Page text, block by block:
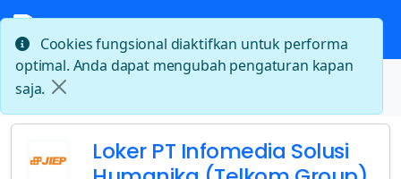
Beranda
Loker PT Infomedia Solusi Humanika (Telkom Group)
Loker PT Infomedia Solusi
Cookies fungsional diaktifkan untuk performa
optimal. Anda dapat mengubah pengaturan kapan
saja.